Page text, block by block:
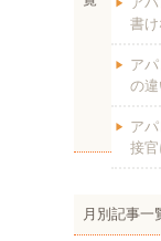
書
ア
の
ア
接
月別記事一